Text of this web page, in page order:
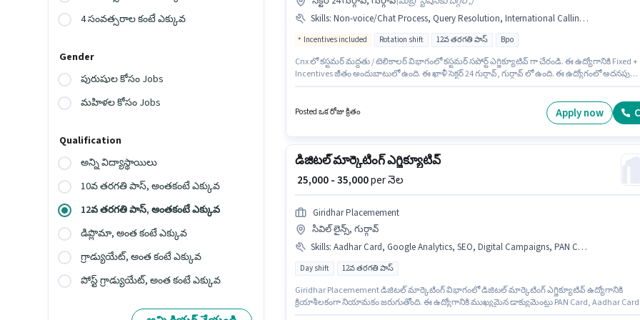
4 సంవత్సరాల కంటే ఎక్కువ
Gender
పురుషుల కోసం Jobs
మహిళల కోసం Jobs
Qualification
అన్ని విద్యాస్థాయిలు
10వ తరగతి పాస్, అంతకంటే ఎక్కువ
12వ తరగతి పాస్, అంతకంటే ఎక్కువ
డిప్లొమా, అంత కంటే ఎక్కువ
గ్రాడ్యుయేట్, అంత కంటే ఎక్కువ
పోస్ట్ గ్రాడ్యుయేట్, అంత కంటే ఎక్కువ
Skills: Non-voice/Chat Process, Query Resolution, International Calling, Laptop/Desktop, Internet Connection
Incentives included Rotation shift 12వ తరగతి పాస్ Bpo
Cnx లో కస్టమర్ మద్దతు / టెలికాలర్ విభాగంలో కస్టమర్ సపోర్ట్ ఎగ్జిక్యూటివ్ గా చేరండి. ఈ ఉద్యోగానికి Fixed +
Incentives జీతం అందుబాటులో ఉంది. ఈ ఖాళీ సెక్టర్ 24 గుర్గావ్, గుర్గావ్ లో ఉంది. ఈ ఉద్యోగంలో అదనపు
Process, Query Resolution, International Calling ఉండాలి.
Posted ఒక రోజు క్రితం Apply now
డిజిటల్ మార్కెటింగ్ ఎగ్జిక్యూటివ్
₹ 25,000 - 35,000per నెల
Giridhar Placemement
సివిల్ లైన్స్, గుర్గావ్
Skills: Aadhar Card, Google Analytics, SEO, Digital Campaigns, PAN Card, Bank Account, Social Media, Google AdWords
Day shift 12వ తరగతి పాస్
Giridhar Placemement డిజిటల్ మార్కెటింగ్ విభాగంలో డిజిటల్ మార్కెటింగ్ ఎగ్జిక్యూటివ్ ఉద్యోగానికి
క్రియాశీలకంగా నియామకం జరుగుతోంది. ఈ ఉద్యోగానికి ముఖ్యమైన డాక్యుమెంట్లు PAN Card, Aadhar Card,